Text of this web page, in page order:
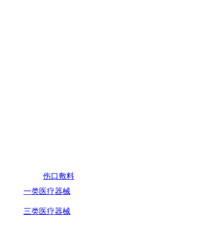
伤口敷料
一类医疗器械
三类医疗器械